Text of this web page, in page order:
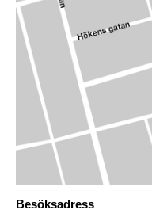
Besöksadress